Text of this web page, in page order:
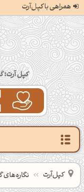
همراهی با کپل‌آرت
کپل‌آرت نگاره‌های